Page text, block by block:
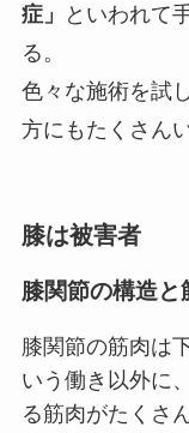
症」
といわれて
る。
色々な施術を試
方にもたくさん
膝は被害者
膝関節の構造と
膝関節の筋肉は
いう働き以外に
る筋肉がたくさ